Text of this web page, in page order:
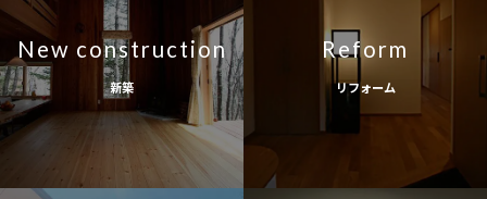
New construction
新築
Reform
リフォーム